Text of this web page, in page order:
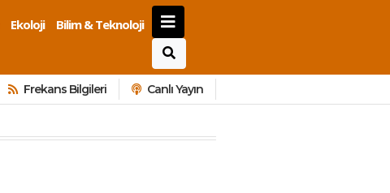
Ekoloji
Bilim & Teknoloji
Frekans Bilgileri Canlı Yayın